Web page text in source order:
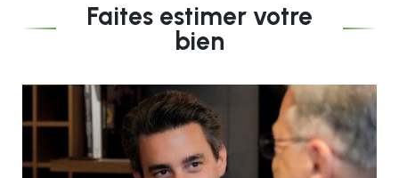
Faites estimer votre
bien